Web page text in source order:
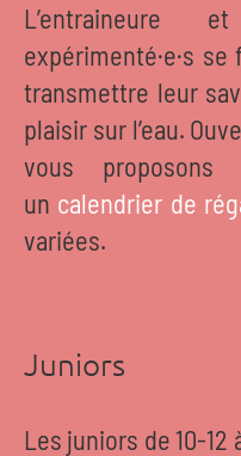
L’entraineure
expérimenté·e·s
transmettre leur
plaisir sur l’eau.
vous
un calendrier de
variées.
Juniors
Les juniors de 10-12